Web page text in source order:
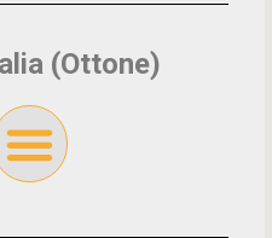
(Ottone)